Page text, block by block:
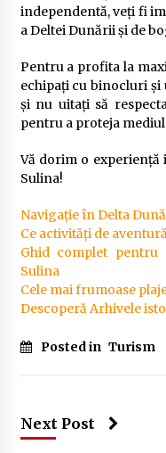
independentă, veți fi
a Deltei Dunării și de
Pentru a profita la
echipați cu binocluri și
și nu uitați să
pentru a proteja
Vă dorim o experiență
Sulina!
Navigație în Delta
Ce activități de
Ghid complet pentru
Sulina
Cele mai frumoase
Descoperă Arhivele
Posted in Turism
Next Post